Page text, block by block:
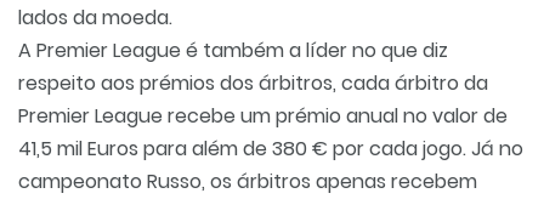
lados da moeda.
A Premier League é também a líder no que diz
respeito aos prémios dos árbitros, cada árbitro da
Premier League recebe um prémio anual no valor de
41,5 mil Euros para além de 380 € por cada jogo. Já no
campeonato Russo, os árbitros apenas recebem